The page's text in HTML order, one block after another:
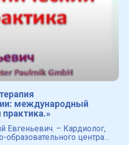
международный
Евгеньевич. – Кардиолог,
образовательного центра